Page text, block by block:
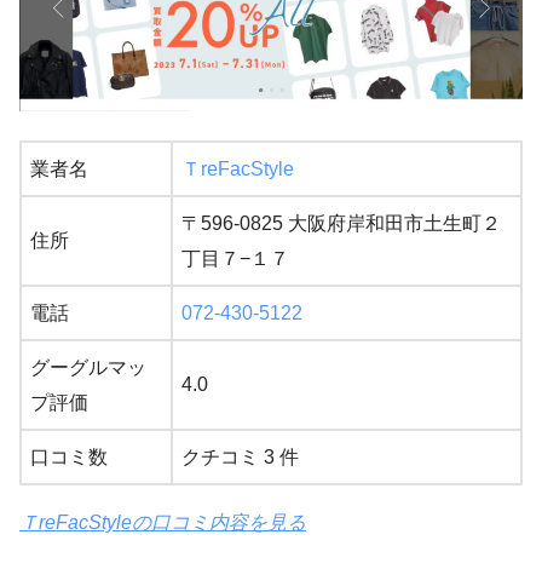
業者名 ＴreFacStyle
住所
〒596-0825 大阪府岸和田市土生町２
丁目７−１７
電話 072-430-5122
グーグルマッ
プ評価
4.0
口コミ数 クチコミ 3 件
ＴreFacStyleの口コミ内容を見る